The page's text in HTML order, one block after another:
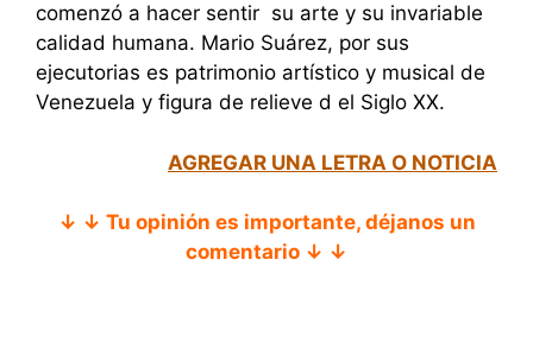
comenzó a hacer sentir su arte y su invariable
calidad humana. Mario Suárez, por sus
ejecutorias es patrimonio artístico y musical de
Venezuela y figura de relieve d el Siglo XX.
AGREGAR UNA LETRA O NOTICIA
↓ ↓ Tu opinión es importante, déjanos un
comentario ↓ ↓